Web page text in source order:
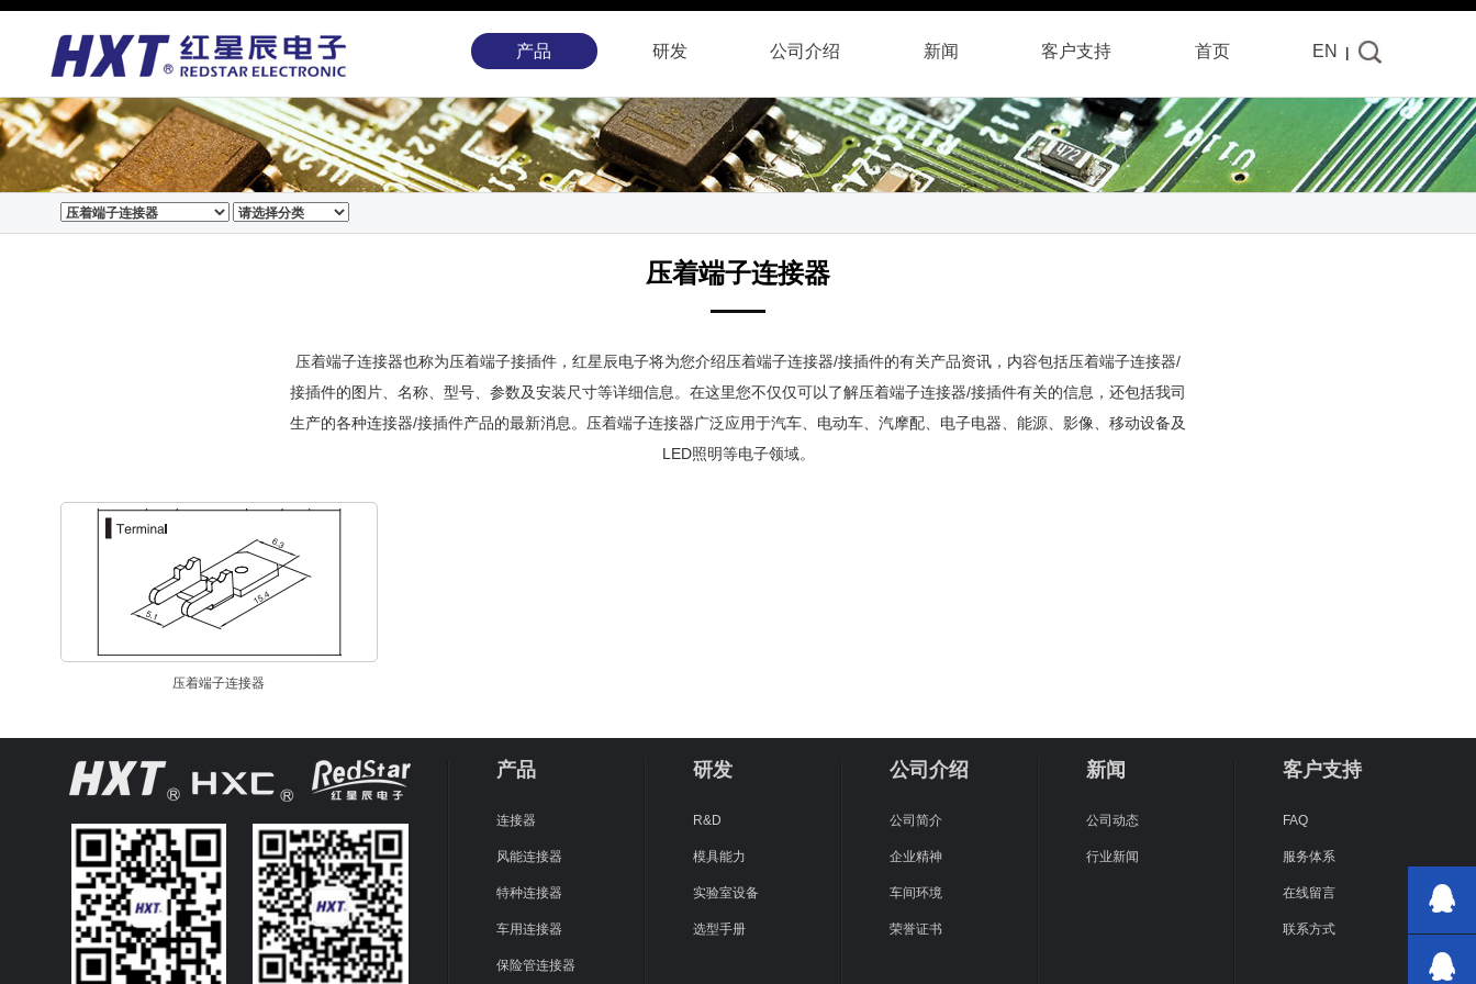
产品 研发 公司介绍 新闻 客户支持 首页 EN
压着端子连接器
压着端子连接器也称为压着端子接插件，红星辰电子将为您介绍压着端子连接器/接插件的有关产品资讯，内容包括压着端子连接器/
接插件的图片、名称、型号、参数及安装尺寸等详细信息。在这里您不仅仅可以了解压着端子连接器/接插件有关的信息，还包括我司
生产的各种连接器/接插件产品的最新消息。压着端子连接器广泛应用于汽车、电动车、汽摩配、电子电器、能源、影像、移动设备及
LED照明等电子领域。
压着端子连接器
产品
连接器
风能连接器
特种连接器
车用连接器
保险管连接器
研发
R&D
模具能力
实验室设备
选型手册
公司介绍
公司简介
企业精神
车间环境
荣誉证书
新闻
公司动态
行业新闻
客户支持
FAQ
服务体系
在线留言
联系方式